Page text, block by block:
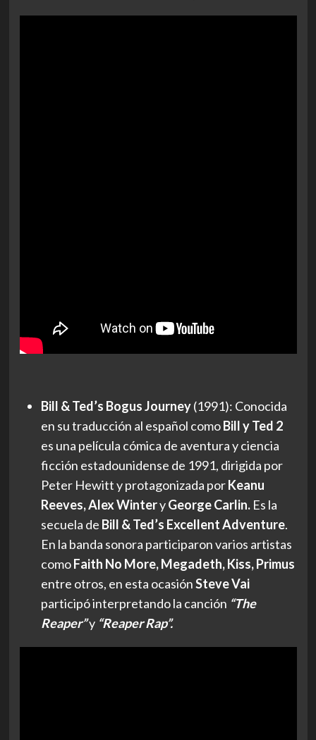
Bill & Ted’s Bogus Journey(1991): Conocida
en su traducción al español comoBill y Ted 2
es una película cómica de aventura y ciencia
ficción estadounidense de 1991, dirigida por
Peter Hewitt y protagonizada porKeanu
Reeves, Alex WinteryGeorge Carlin.Es la
secuela de Bill & Ted’s Excellent Adventure.
En la banda sonora participaron varios artistas
comoFaith No More, Megadeth, Kiss, Primus
entre otros, en esta ocasiónSteve Vai
participó interpretando la canción “The
Reaper”y “Reaper Rap”.